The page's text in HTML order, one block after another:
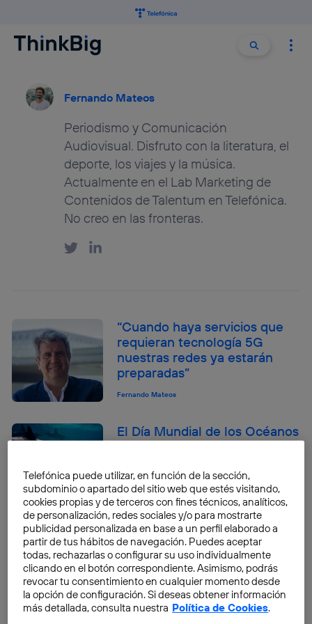
Buscar
Fernando Mateos
Periodismo y Comunicación
Audiovisual. Disfruto con la literatura, el
deporte, los viajes y la música.
Actualmente en el Lab Marketing de
Contenidos de Talentum en Telefónica.
No creo en las fronteras.
“Cuando haya servicios que
requieran tecnología 5G
nuestras redes ya estarán
preparadas”
Fernando Mateos
El Día Mundial de los Océanos
insiste en la lucha contra los
Fernando Mateos
Pedro Duque, un profesional
de la ciencia al frente de un
Ministerio
Fernando Mateos
Telefónica puede utilizar, en función de la sección,
subdominio o apartado del sitio web que estés visitando,
cookies propias y de terceros con fines técnicos, analíticos,
de personalización, redes sociales y/o para mostrarte
publicidad personalizada en base a un perfil elaborado a
partir de tus hábitos de navegación. Puedes aceptar
todas, rechazarlas o configurar su uso individualmente
clicando en el botón correspondiente. Asimismo, podrás
revocar tu consentimiento en cualquier momento desde
la opción de configuración. Si deseas obtener información
más detallada, consulta nuestra Política de Cookies.